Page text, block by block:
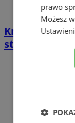
Krzysztof
stand-up
prawo
Możesz